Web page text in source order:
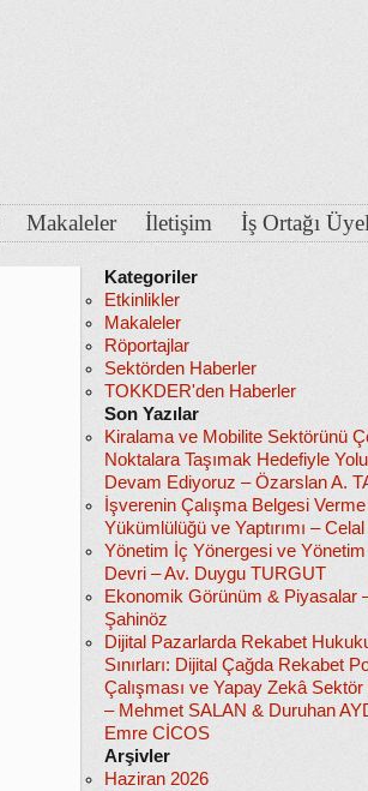
Makaleler İletişim İş Ortağı
Kategoriler
Etkinlikler
Makaleler
Röportajlar
Sektörden Haberler
TOKKDER'den Haberler
Son Yazılar
Kiralama ve Mobilite Sektörünü
Noktalara Taşımak Hedefiyle
Devam Ediyoruz – Özarslan A.
İşverenin Çalışma Belgesi Verme
Yükümlülüğü ve Yaptırımı –
Yönetim İç Yönergesi ve
Devri – Av. Duygu TURGUT
Ekonomik Görünüm & Piyasalar
Şahinöz
Dijital Pazarlarda Rekabet
Sınırları: Dijital Çağda Rekabet
Çalışması ve Yapay Zekâ
– Mehmet SALAN & Duruhan
Emre CİCOS
Arşivler
Haziran 2026